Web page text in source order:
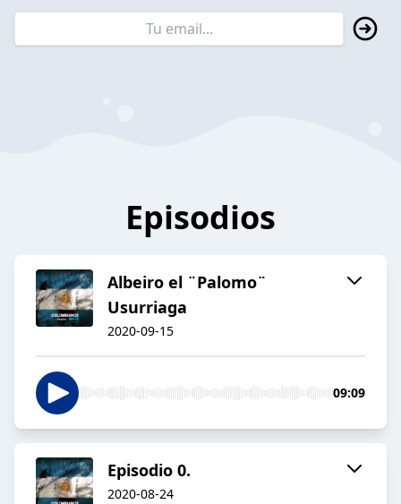
Episodios
Albeiro el ¨Palomo¨
Usurriaga
2020-09-15
09:09
Episodio 0.
2020-08-24